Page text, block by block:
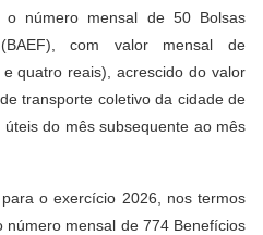
, o número mensal de 50 Bolsas
com valor mensal de
quatro reais), acrescido do valor
transporte coletivo da cidade de
do mês subsequente ao mês
o exercício 2026, nos termos
número mensal de 774 Benefícios